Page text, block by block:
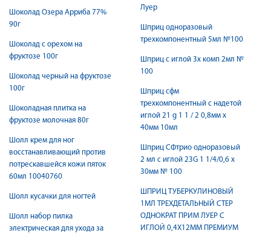
Шоколад Озера Арриба 77%
90г
Шоколад с орехом на
фруктозе 100г
Шоколад черный на фруктозе
100г
Шоколадная плитка на
фруктозе молочная 80г
Шолл крем для ног
восстанавливающий против
потрескавшейся кожи пяток
60мл 10040760
Шолл кусачки для ногтей
Шолл набор пилка
электрическая для ухода за
Луер
Шприц одноразовый
трехкомпонентный 5мл №100
Шприц с иглой 3х комп 2мл №
100
Шприц сфм
трехкомпонентный с надетой
иглой 21 g 1 1 / 2 0,8мм x
40мм 10мл
Шприц СФтрио одноразовый
2 мл с иглой 23G 1 1/4/0,6 x
30мм № 100
ШПРИЦ ТУБЕРКУЛИНОВЫЙ
1МЛ ТРЕХДЕТАЛЬНЫЙ СТЕР
ОДНОКРАТ ПРИМ ЛУЕР C
ИГЛОЙ 0,4Х12ММ ПРЕМИУМ